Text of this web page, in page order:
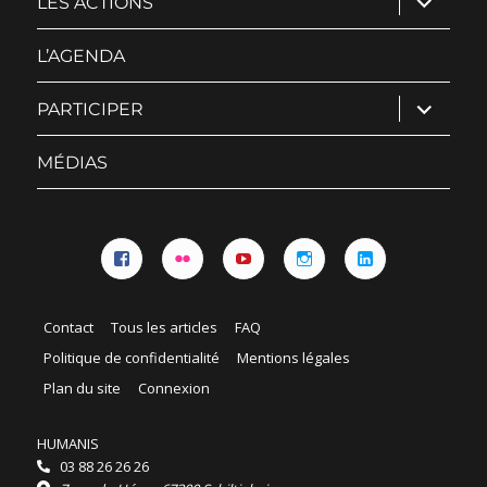
le
sous-
L’AGENDA
PARTICIPER ouvrir
le
sous-
MÉDIAS
Contact Tous les articles
FAQ
Politique de confidentialité
Mentions légales
Plan du site
Connexion
HUMANIS
03 88 26 26 26